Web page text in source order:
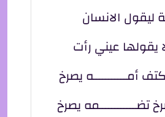
ليقول الانسان
يقولها عيني رأت
أمـــــــــــه يصرخ
يصرخ